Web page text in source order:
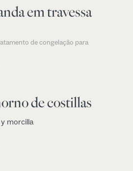
em travessa
de congelação para
de costillas
morcilla